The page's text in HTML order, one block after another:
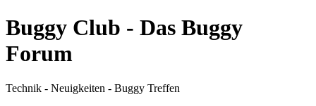
Buggy Club - Das Buggy
Forum
Technik - Neuigkeiten - Buggy Treffen